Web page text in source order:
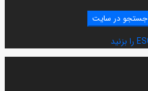
جستجو در سایت